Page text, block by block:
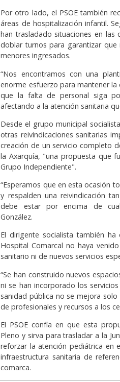
Por otro lado, el PSOE también
áreas de hospitalización infantil.
han trasladado situaciones en las
doblar turnos para garantizar
menores ingresados.
“Nos encontramos con una
enorme esfuerzo para mantener
que la falta de personal siga
afectando a la atención sanitaria
Desde el grupo municipal
otras reivindicaciones sanitarias
creación de un servicio completo
la Axarquía, "una propuesta que
Grupo Independiente".
“Esperamos que en esta ocasión
y respalden una reivindicación
debe estar por encima de
González.
El dirigente socialista también
Hospital Comarcal no haya
sanitario ni de nuevos servicios
“Se han construido nuevos
ni se han incorporado los
sanidad pública no se mejora
de profesionales y recursos a los
El PSOE confía en que esta
Pleno y sirva para trasladar a la
reforzar la atención pediátrica en
infraestructura sanitaria de
comarca.